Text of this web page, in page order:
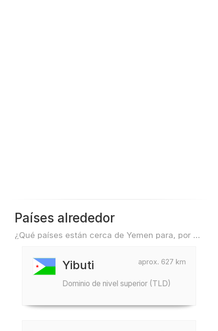
Países alrededor
¿Qué países están cerca de Yemen para, por ejemplo, viajar o volar?
aprox. 627 km
Yibuti
Dominio de nivel superior (TLD)